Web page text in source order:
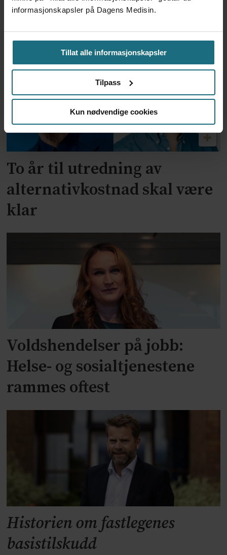
informasjonskapsler på Dagens Medisin.
Tillat alle informasjonskapsler
Tilpass
Kun nødvendige cookies
Feilmedisinert i 18 år – får
millionerstatning
To år til utredning av
alternativkostnad skal være
klar
Voldshendelser på jobb:
Helse- og sosialtjenestene
rammes oftest
Historien om fastlegenes
basistilskudd